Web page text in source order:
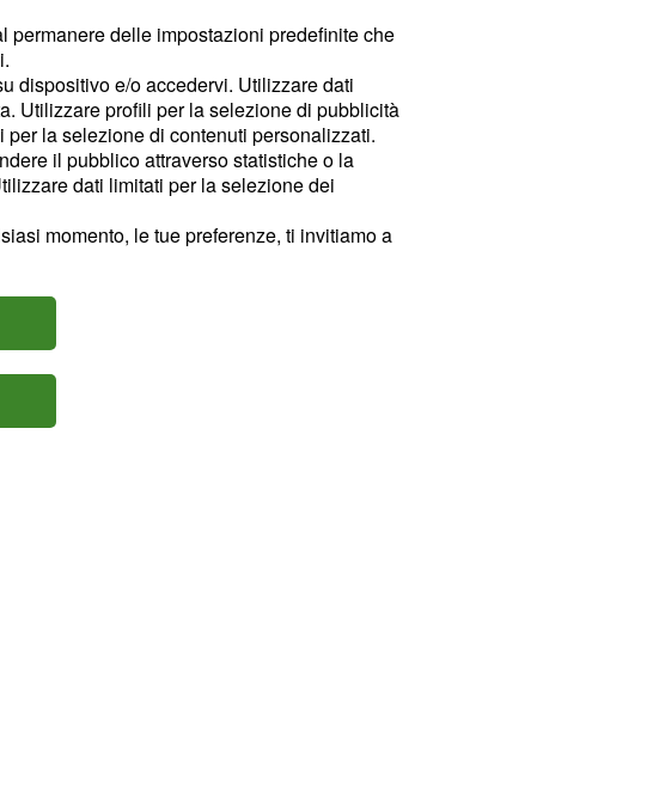
permanere delle impostazioni predefinite che
dispositivo e/o accedervi. Utilizzare dati
Utilizzare profili per la selezione di pubblicità
la selezione di contenuti personalizzati.
il pubblico attraverso statistiche o la
dati limitati per la selezione dei
momento, le tue preferenze, ti invitiamo a